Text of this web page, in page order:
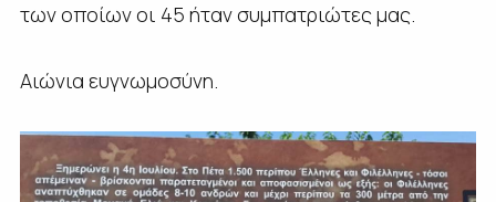
των οποίων οι 45 ήταν συμπατριώτες μας.
Αιώνια ευγνωμοσύνη.